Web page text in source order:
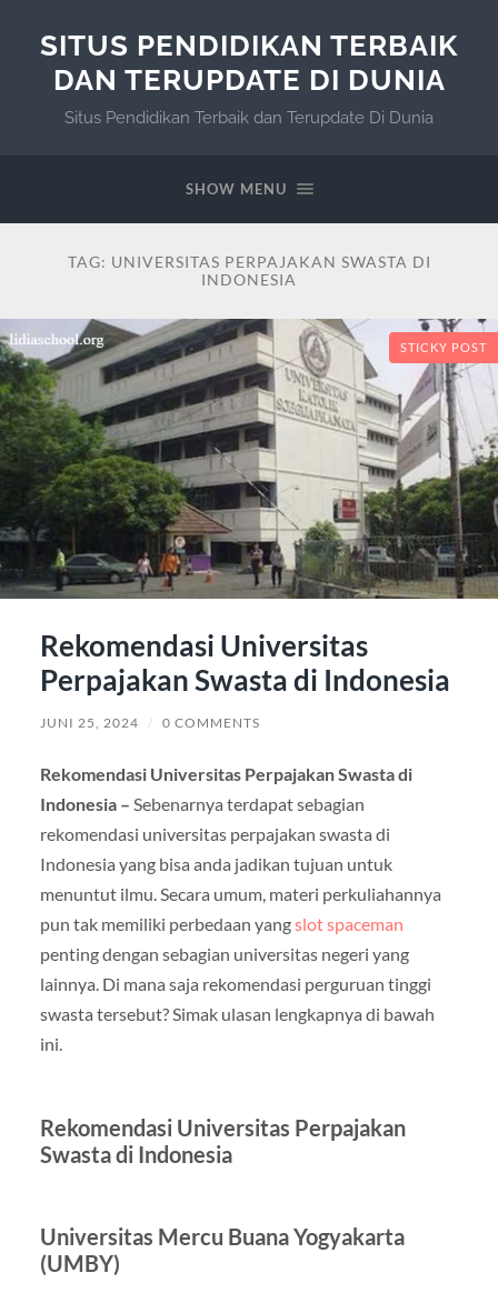
SITUS PENDIDIKAN TERBAIK
DAN TERUPDATE DI DUNIA
Situs Pendidikan Terbaik dan Terupdate Di Dunia
SHOW MENU
TAG: UNIVERSITAS PERPAJAKAN SWASTA DI
INDONESIA
STICKY POST
Rekomendasi Universitas
Perpajakan Swasta di Indonesia
JUNI 25, 2024 / 0 COMMENTS
Rekomendasi Universitas Perpajakan Swasta di
Indonesia – Sebenarnya terdapat sebagian
rekomendasi universitas perpajakan swasta di
Indonesia yang bisa anda jadikan tujuan untuk
menuntut ilmu. Secara umum, materi perkuliahannya
pun tak memiliki perbedaan yangslot spaceman
penting dengan sebagian universitas negeri yang
lainnya. Di mana saja rekomendasi perguruan tinggi
swasta tersebut? Simak ulasan lengkapnya di bawah
ini.
Rekomendasi Universitas Perpajakan
Swasta di Indonesia
Universitas Mercu Buana Yogyakarta
(UMBY)